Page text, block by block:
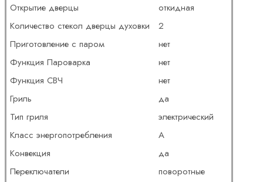
Открытие дверцы
откидная
Количество стекол дверцы духовки
2
Приготовление с паром
нет
Функция Пароварка
нет
Функция СВЧ
нет
Гриль
да
Тип гриля
электрический
Класс энергопотребления
A
Конвекция
да
Переключатели
поворотные